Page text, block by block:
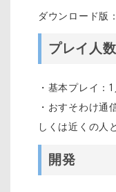
ダウンロード版
プレイ人数
・基本プレイ：1
・おすそわけ通
しくは近くの人
開発